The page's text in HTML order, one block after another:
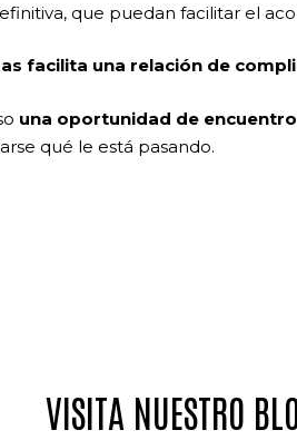
que puedan facilitar el
facilita una relación de
una oportunidad de
qué le está pasando.
VISITA NUESTRO